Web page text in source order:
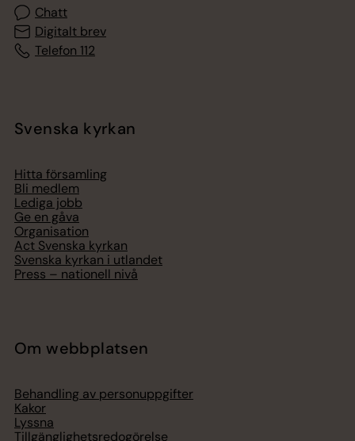
Chatt
Digitalt brev
Telefon 112
Svenska kyrkan
Hitta församling
Bli medlem
Lediga jobb
Ge en gåva
Organisation
Act Svenska kyrkan
Svenska kyrkan i utlandet
Press – nationell nivå
Om webbplatsen
Behandling av personuppgifter
Kakor
Lyssna
Tillgänglighetsredogörelse